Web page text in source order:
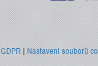
GDPR|Nastavení souborů